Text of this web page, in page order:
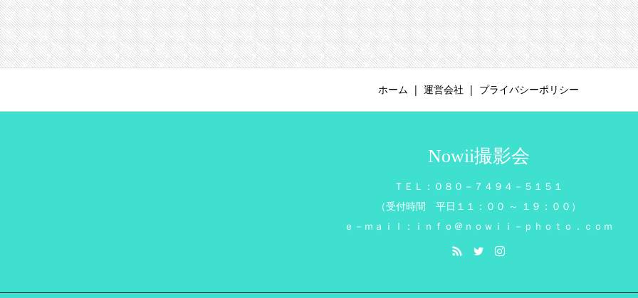
ホーム 運営会社 プライバシーポリシー
Nowii撮影会
ＴＥＬ：０８０－７４９４－５１５１
（受付時間 平日１１：００ ～ １９：００）
ｅ－ｍａｉｌ：ｉｎｆｏ＠ｎｏｗｉｉ－ｐｈｏｔｏ．ｃｏｍ